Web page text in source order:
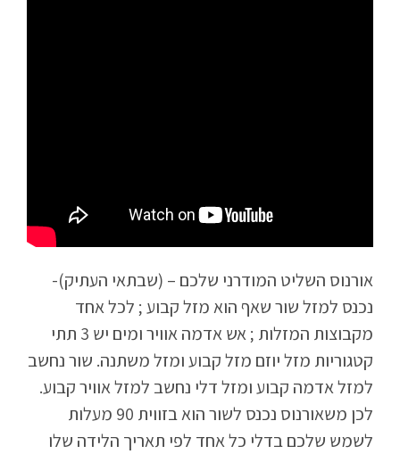
אורנוס השליט המודרני שלכם – (שבתאי העתיק)-
נכנס למזל שור שאף הוא מזל קבוע ; לכל אחד
מקבוצות המזלות ; אש אדמה אוויר ומים יש 3 תתי
קטגוריות מזל יוזם מזל קבוע ומזל משתנה. שור נחשב
למזל אדמה קבוע ומזל דלי נחשב למזל אוויר קבוע.
לכן משאורנוס נכנס לשור הוא בזווית 90 מעלות
לשמש שלכם בדלי כל אחד לפי תאריך הלידה שלו